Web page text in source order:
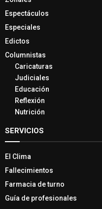
Espectáculos
Especiales
Edictos
Columnistas
Caricaturas
Judiciales
Educación
Reflexión
Nutrición
SERVICIOS
El Clima
Fallecimientos
Farmacia de turno
Guía de profesionales